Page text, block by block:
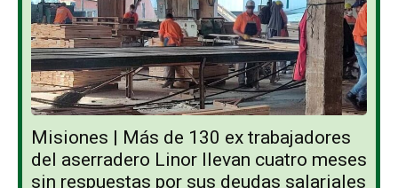
Misiones | Más de 130 ex trabajadores
del aserradero Linor llevan cuatro meses
sin respuestas por sus deudas salariales